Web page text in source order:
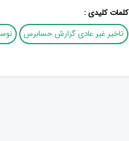
کلمات کلیدی :
تاخیر غیر عادی گزارش حسابرس